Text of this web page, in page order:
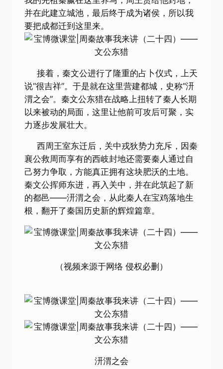
并在此建立城池，最后终于成为诸侯，所以我
要把成都迁到这里来。
接着，秦文公进行了隆重的占卜仪式，上天
说“很吉祥”。于是就在这里营建都城，史称“汧
渭之会”。秦文公东猎在战略上扭转了秦人长期
以来被动的局面，这里让他前可攻后可聚，实
力逐步发展壮大。
西周王室东迁后，关中戎狄势力充斥，因秦
襄公救周而享有的西岐封地还需要秦人通过自
己努力争取，方能真正拥有这块肥沃的土地。
秦文公挥师东进，再入关中，并在此筑起了新
的都邑——汧渭之会，从此秦人在宝鸡落地生
根，翻开了秦国历史新的辉煌篇章。
（视频来源于网络 侵权必删）
汧渭之会